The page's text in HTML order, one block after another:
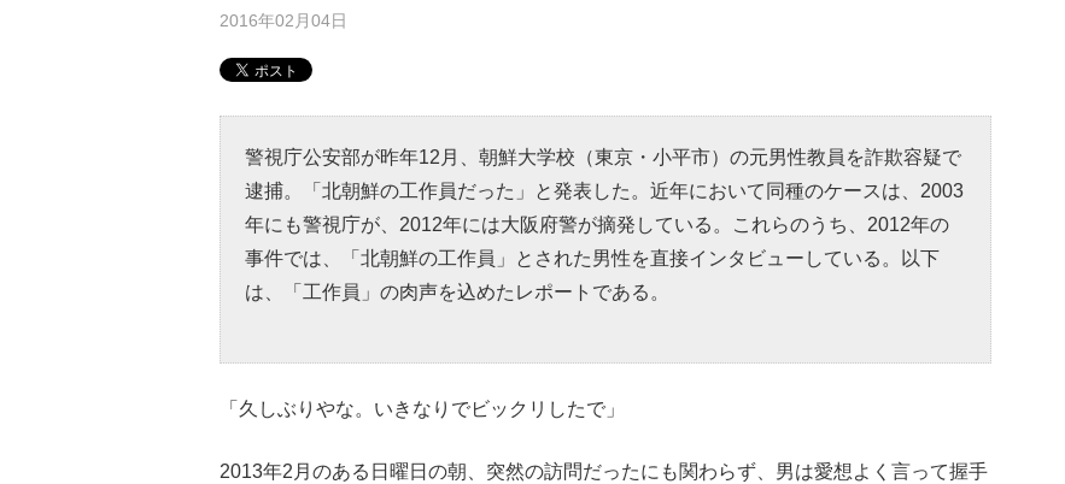
2016年02月04日
警視庁公安部が昨年12月、朝鮮大学校（東京・小平市）の元男性教員を詐欺容疑で
逮捕。「北朝鮮の工作員だった」と発表した。近年において同種のケースは、2003
年にも警視庁が、2012年には大阪府警が摘発している。これらのうち、2012年の
事件では、「北朝鮮の工作員」とされた男性を直接インタビューしている。以下
は、「工作員」の肉声を込めたレポートである。
「久しぶりやな。いきなりでビックリしたで」
2013年2月のある日曜日の朝、突然の訪問だったにも関わらず、男は愛想よく言って握手